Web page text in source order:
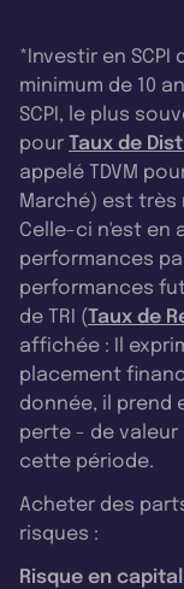
*Investir en
minimum de 10
SCPI, le plus
pour Taux de
appelé TDVM
Marché) est
Celle-ci n'est en
performances
performances
de TRI (Taux de
affichée : Il
placement
donnée, il prend
perte - de valeur
cette période.
Acheter des
risques :
Risque en